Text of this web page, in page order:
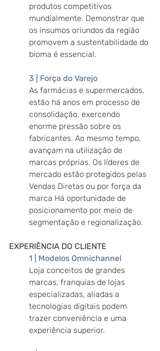
produtos competitivos
mundialmente. Demonstrar que
os insumos oriundos da região
promovem a sustentabilidade do
bioma é essencial.
3 | Força do Varejo
As farmácias e supermercados,
estão há anos em processo de
consolidação, exercendo
enorme pressão sobre os
fabricantes. Ao mesmo tempo,
avançam na utilização de
marcas próprias. Os líderes de
mercado estão protegidos pelas
Vendas Diretas ou por força da
marca Há oportunidade de
posicionamento por meio de
segmentação e regionalização.
EXPERIÊNCIA DO CLIENTE
1 | Modelos Omnichannel
Loja conceitos de grandes
marcas, franquias de lojas
especializadas, aliadas a
tecnologias digitais podem
trazer conveniência e uma
experiência superior.